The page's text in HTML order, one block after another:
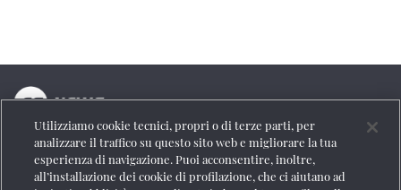
La testata online del Gruppo FS Italiane
Social
Utilizziamo cookie tecnici, propri o di terze parti, per
analizzare il traffico su questo sito web e migliorare la tua
esperienza di navigazione. Puoi acconsentire, inoltre,
all’installazione dei cookie di profilazione, che ci aiutano ad